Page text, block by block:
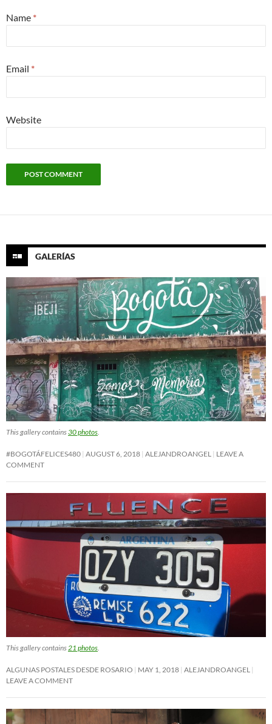
Name *
Email *
Website
GALERÍAS
This gallery contains30 photos.
#BOGOTÁFELICES480 AUGUST 6, 2018 ALEJANDROANGEL LEAVE A
COMMENT
This gallery contains21 photos.
ALGUNAS POSTALES DESDE ROSARIO MAY 1, 2018 ALEJANDROANGEL
LEAVE A COMMENT